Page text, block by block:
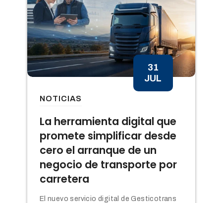
La herramienta digital que
promete simplificar desde
cero el arranque de un
negocio de transporte por
carretera
31
JUL
NOTICIAS
El nuevo servicio digital de Gesticotrans